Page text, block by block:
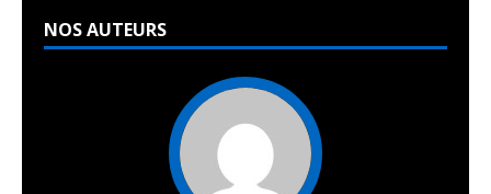
NOS AUTEURS